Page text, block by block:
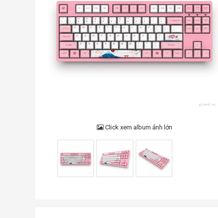
Click xem album ảnh lớn